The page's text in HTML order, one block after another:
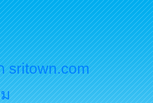
sritown.com